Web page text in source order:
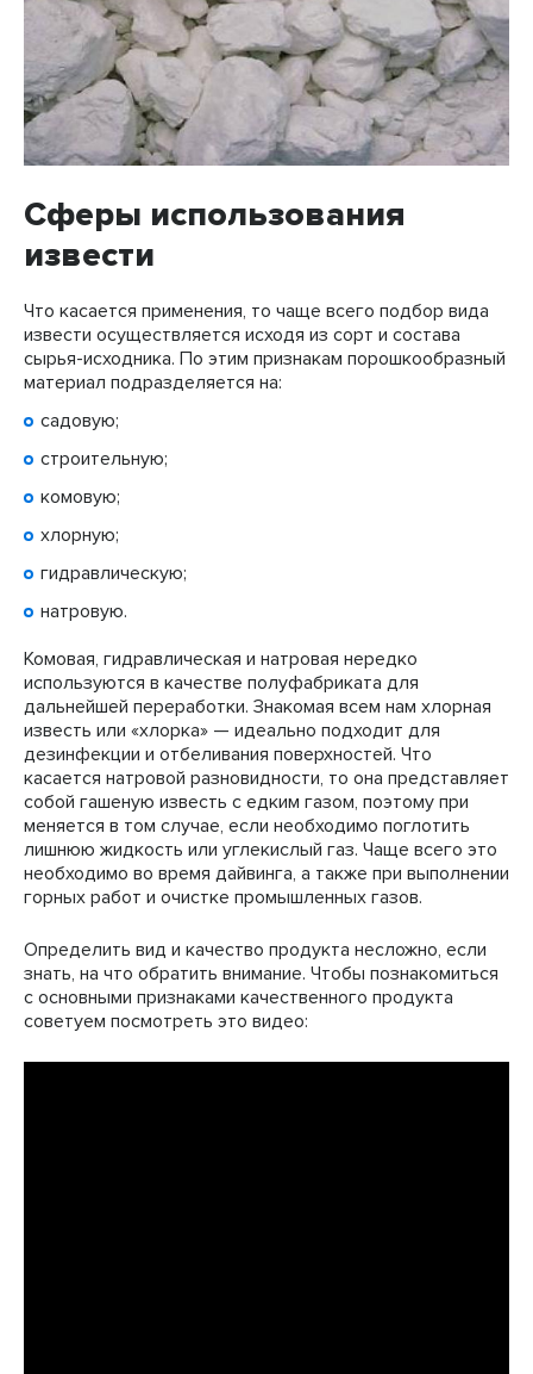
Сферы использования
извести
Что касается применения, то чаще всего подбор вида
извести осуществляется исходя из сорт и состава
сырья-исходника. По этим признакам порошкообразный
материал подразделяется на:
садовую;
строительную;
комовую;
хлорную;
гидравлическую;
натровую.
Комовая, гидравлическая и натровая нередко
используются в качестве полуфабриката для
дальнейшей переработки. Знакомая всем нам хлорная
известь или «хлорка» — идеально подходит для
дезинфекции и отбеливания поверхностей. Что
касается натровой разновидности, то она представляет
собой гашеную известь с едким газом, поэтому при
меняется в том случае, если необходимо поглотить
лишнюю жидкость или углекислый газ. Чаще всего это
необходимо во время дайвинга, а также при выполнении
горных работ и очистке промышленных газов.
Определить вид и качество продукта несложно, если
знать, на что обратить внимание. Чтобы познакомиться
с основными признаками качественного продукта
советуем посмотреть это видео: